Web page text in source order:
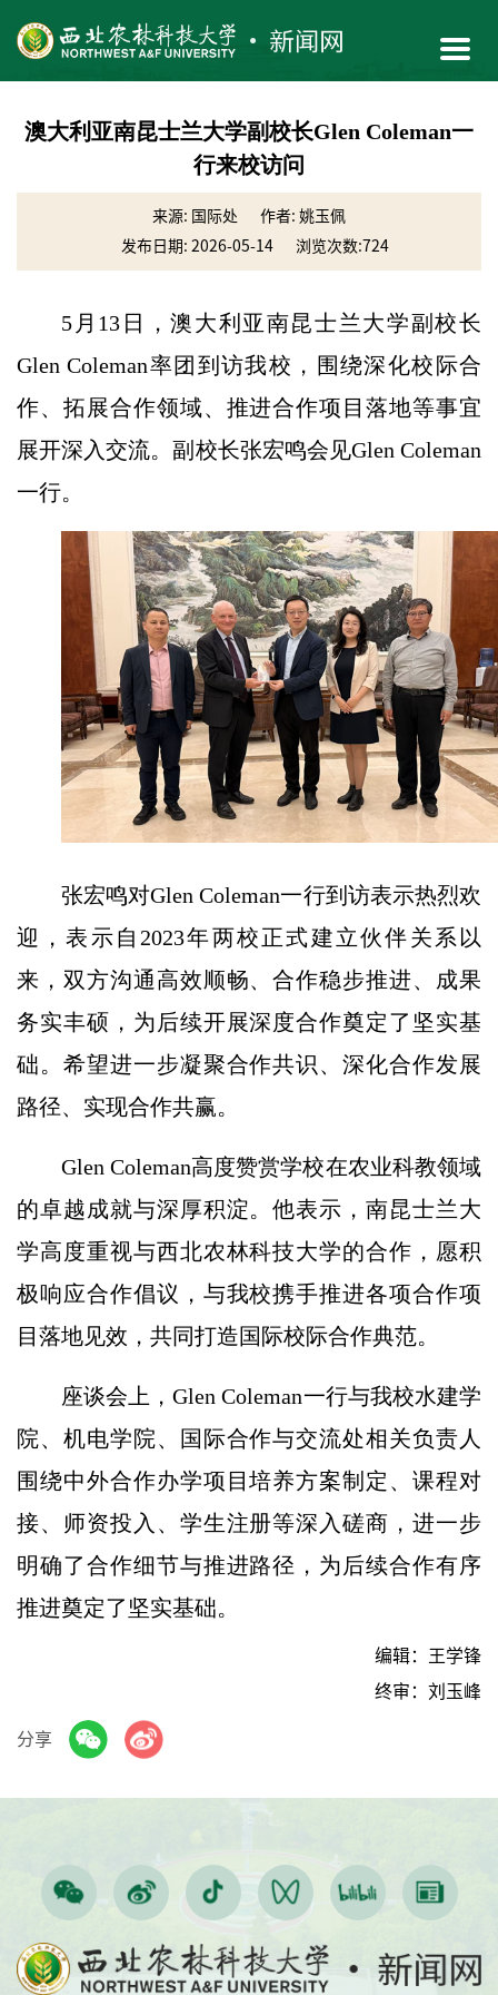
澳大利亚南昆士兰大学副校长Glen Coleman一
行来校访问
来源: 国际处
作者: 姚玉佩
发布日期: 2026-05-14
浏览次数: 724
5月13日，澳大利亚南昆士兰大学副校长
Glen Coleman率团到访我校，围绕深化校际合
作、拓展合作领域、推进合作项目落地等事宜
展开深入交流。副校长张宏鸣会见Glen Coleman
一行。
张宏鸣对Glen Coleman一行到访表示热烈欢
迎，表示自2023年两校正式建立伙伴关系以
来，双方沟通高效顺畅、合作稳步推进、成果
务实丰硕，为后续开展深度合作奠定了坚实基
础。希望进一步凝聚合作共识、深化合作发展
路径、实现合作共赢。
Glen Coleman高度赞赏学校在农业科教领域
的卓越成就与深厚积淀。他表示，南昆士兰大
学高度重视与西北农林科技大学的合作，愿积
极响应合作倡议，与我校携手推进各项合作项
目落地见效，共同打造国际校际合作典范。
座谈会上，Glen Coleman一行与我校水建学
院、机电学院、国际合作与交流处相关负责人
围绕中外合作办学项目培养方案制定、课程对
接、师资投入、学生注册等深入磋商，进一步
明确了合作细节与推进路径，为后续合作有序
推进奠定了坚实基础。
编辑：王学锋
终审：刘玉峰
分享